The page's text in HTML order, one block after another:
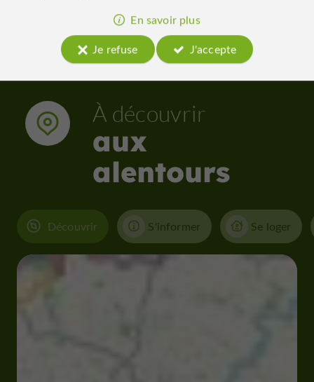
À découvrir
aux
alentours
Découvrir S'informer Se loger
En savoir plus
Je refuse
J'accepte